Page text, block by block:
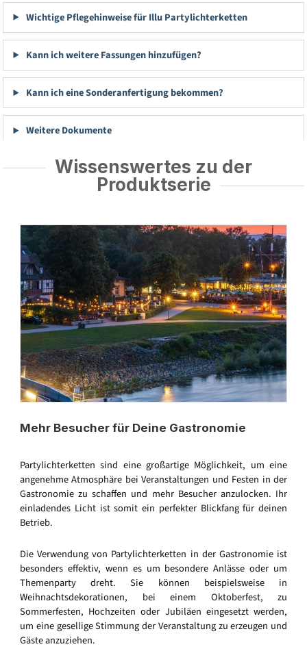
Wichtige Pflegehinweise für Illu Partylichterketten
Kann ich weitere Fassungen hinzufügen?
Kann ich eine Sonderanfertigung bekommen?
Weitere Dokumente
Wissenswertes zu der
Produktserie
Mehr Besucher für Deine Gastronomie
Partylichterketten sind eine großartige Möglichkeit, um eine
angenehme Atmosphäre bei Veranstaltungen und Festen in der
Gastronomie zu schaffen und mehr Besucher anzulocken. Ihr
einladendes Licht ist somit ein perfekter Blickfang für deinen
Betrieb.
Die Verwendung von Partylichterketten in der Gastronomie ist
besonders effektiv, wenn es um besondere Anlässe oder um
Themenparty dreht. Sie können beispielsweise in
Weihnachtsdekorationen, bei einem Oktoberfest, zu
Sommerfesten, Hochzeiten oder Jubiläen eingesetzt werden,
um eine gesellige Stimmung der Veranstaltung zu erzeugen und
Gäste anzuziehen.